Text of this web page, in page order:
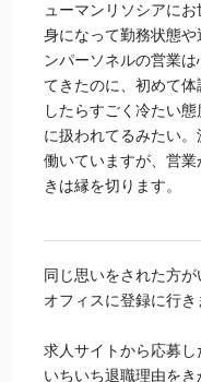
ューマンリソシアに
身になって勤務状態
ンパーソネルの営業
てきたのに、初めて
したらすごく冷たい
に扱われてるみたい
働いていますが、営
きは縁を切ります。
同じ思いをされた方
オフィスに登録に行き
求人サイトから応募し
いちいち退職理由をき